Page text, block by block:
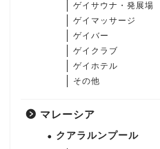
ゲイサウナ・発展場
ゲイマッサージ
ゲイバー
ゲイクラブ
ゲイホテル
その他
マレーシア
クアラルンプール